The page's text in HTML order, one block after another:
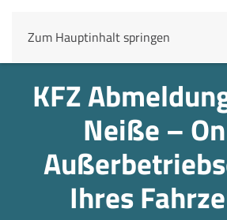
Zum Hauptinhalt springen
KFZ
Neiße –
Ihres